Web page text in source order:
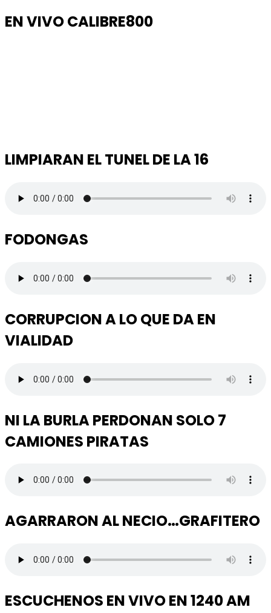
EN VIVO CALIBRE800
LIMPIARAN EL TUNEL DE LA 16
FODONGAS
CORRUPCION A LO QUE DA EN
VIALIDAD
NI LA BURLA PERDONAN SOLO 7
CAMIONES PIRATAS
AGARRARON AL NECIO…GRAFITERO
ESCUCHENOS EN VIVO EN 1240 AM